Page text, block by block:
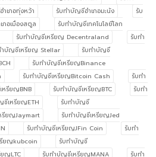
เภอทุ่งหว้า รับทำบัญชีอำเภอมะนัง
รับ
ภอเมืองสตูล
รับทำบัญชีเทคโนโลยีโลก
รับทำบัญชีเหรียญ Decentraland
รับทำ
ำบัญชีเหรียญ Stellar
รับทำบัญชี
รับทำบัญชีเหรียญBinance
รับทำบัญชีเหรียญBitcoin Cash
รับทำ
หรียญBNB รับทำบัญชีเหรียญBTC
รับทำ
ชีเหรียญETH
รับทำบัญชี
รียญJaymart
รับทำบัญชีเหรียญJed
รับทำบัญชีเหรียญJFin Coin
รับทำ
ยญkubcoin
รับทำบัญชี
ญLTC รับทำบัญชีเหรียญMANA
รับทำ